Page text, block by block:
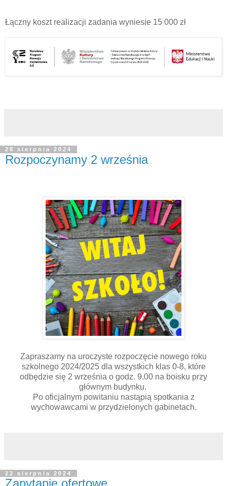
Łączny koszt realizacji zadania wyniesie 15 000 zł
28 sierpnia 2024
Rozpoczynamy 2 września
Zapraszamy na uroczyste rozpoczęcie nowego roku
szkolnego 2024/2025 dla wszystkich klas 0-8, które
odbędzie się 2 września o godz. 9.00 na boisku przy
głównym budynku.
Po oficjalnym powitaniu nastąpią spotkania z
wychowawcami w przydzielonych gabinetach.
22 sierpnia 2024
Zapytanie ofertowe